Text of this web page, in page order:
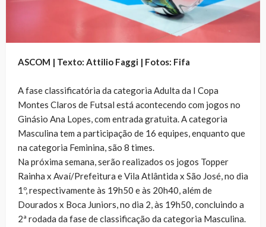
ASCOM | Texto: Attilio Faggi | Fotos: Fifa
A fase classificatória da categoria Adulta da I Copa
Montes Claros de Futsal está acontecendo com jogos no
Ginásio Ana Lopes, com entrada gratuita. A categoria
Masculina tem a participação de 16 equipes, enquanto que
na categoria Feminina, são 8 times.
Na próxima semana, serão realizados os jogos Topper
Rainha x Avaí/Prefeitura e Vila Atlântida x São José, no dia
1º, respectivamente às 19h50 e às 20h40, além de
Dourados x Boca Juniors, no dia 2, às 19h50, concluindo a
2ª rodada da fase de classificação da categoria Masculina.